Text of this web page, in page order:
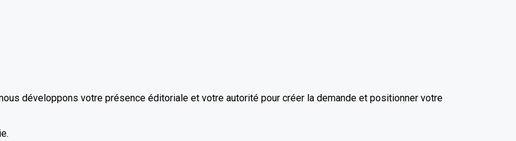
développons votre présence éditoriale et votre autorité pour créer la demande et positionner votre